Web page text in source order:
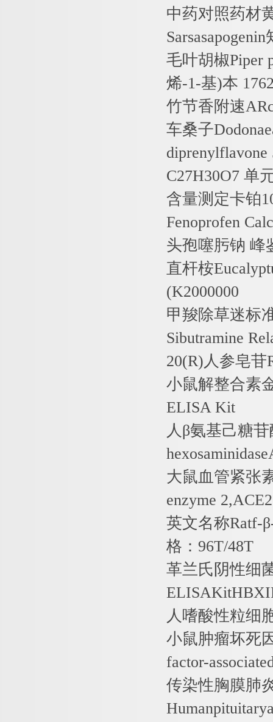
中药对照药材
Sarsasapogenin
毛叶胡椒Piper
烯-1-基)本
竹节香附速
车桑子
diprenylflavone
C27H30O7 单
含量测定卡铂
Fenoprofen
头孢噻肟钠 峰
直杆桉
(K2000000
甲羧除草迷标
Sibutramine
20(R)人参皂苷
小鼠解整合素
ELISA Kit
人β氨基己糖
大鼠血管紧张
enzyme
英文名称Ratf-β
格： 96T/48T
革兰氏阴性细
人嗜酸性粒细
小鼠肿瘤坏死
factor-
传染性胸膜肺